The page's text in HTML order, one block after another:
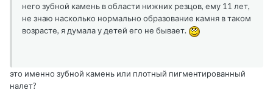
него зубной камень в области нижних резцов, ему 11 лет,
не знаю насколько нормально образование камня в таком
возрасте, я думала у детей его не бывает.
это именно зубной камень или плотный пигментированный
налет?